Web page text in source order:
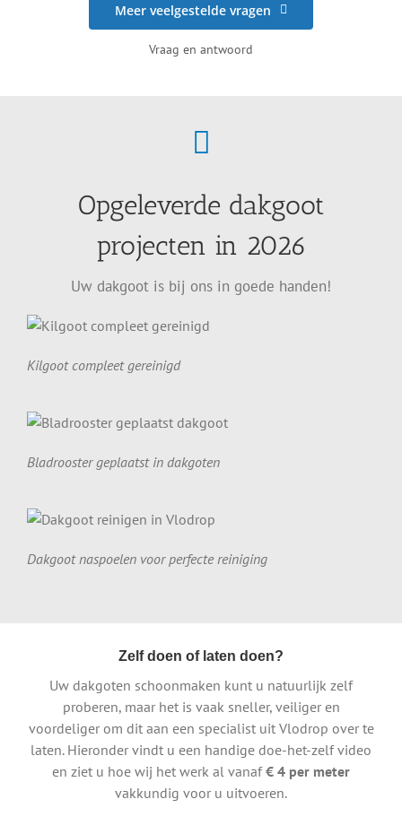
Meer veelgestelde vragen
Vraag en antwoord
Opgeleverde dakgoot
projecten in 2026
Uw dakgoot is bij ons in goede handen!
Kilgoot compleet gereinigd
Bladrooster geplaatst in dakgoten
Dakgoot naspoelen voor perfecte reiniging
Zelf doen of laten doen?
Uw dakgoten schoonmaken kunt u natuurlijk zelf
proberen, maar het is vaak sneller, veiliger en
voordeliger om dit aan een specialist uit Vlodrop over te
laten. Hieronder vindt u een handige doe-het-zelf video
en ziet u hoe wij het werk al vanaf€ 4 per meter
vakkundig voor u uitvoeren.